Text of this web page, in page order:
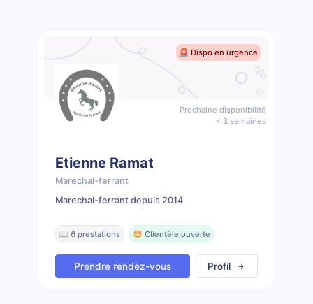
🚨 Dispo en urgence
Prochaine disponibilité
< 3 semaines
Etienne Ramat
Marechal-ferrant
Marechal-ferrant depuis 2014
📖 6 prestations 🤩 Clientèle ouverte
Prendre rendez-vous Profil